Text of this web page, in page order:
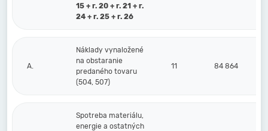
15 + r. 20 + r. 21 + r.
24 + r. 25 + r. 26
A.
Náklady vynaložené
na obstaranie
predaného tovaru
(504, 507)
11 84 864
Spotreba materiálu,
energie a ostatných